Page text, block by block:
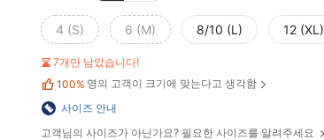
4 (S) 6 (M) 8/10 (L) 12 (XL)
7개만 남았습니다!
100% 명의 고객이 크기에 맞는다고 생각함
사이즈 안내
고객님의 사이즈가 아닌가요? 필요한 사이즈를 알려주세요